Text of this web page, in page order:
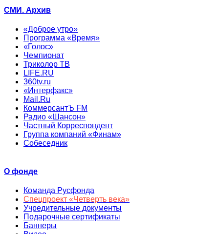
СМИ. Архив
«Доброе утро»
Программа «Время»
«Голос»
Чемпионат
Триколор ТВ
LIFE.RU
360tv.ru
«Интерфакс»
Mail.Ru
КоммерсантЪ FM
Радио «Шансон»
Частный Корреспондент
Группа компаний «Финам»
Собеседник
О фонде
Команда Русфонда
Спецпроект «Четверть века»
Учредительные документы
Подарочные сертификаты
Баннеры